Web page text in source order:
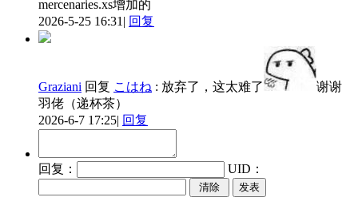
mercenaries.xs增加的
2026-5-25 16:31 | 回复
Graziani 回复 こはね : 放弃了，这太难了
谢谢
羽佬（递杯茶）
2026-6-7 17:25| 回复
回复： UID：
发表